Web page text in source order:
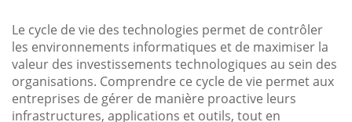
Le cycle de vie des technologies permet de contrôler
les environnements informatiques et de maximiser la
valeur des investissements technologiques au sein des
organisations. Comprendre ce cycle de vie permet aux
entreprises de gérer de manière proactive leurs
infrastructures, applications et outils, tout en